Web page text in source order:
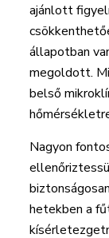
ajánlott
állapotban
megoldott.
belső
Nagyon
hetekben a